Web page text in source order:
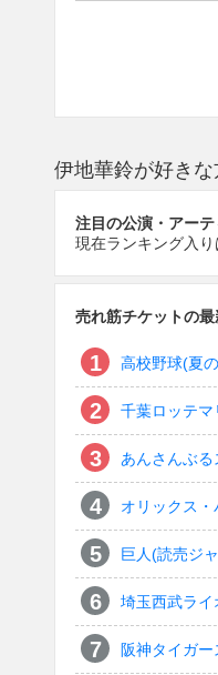
伊地華鈴が好き
注目の公演・アー
現在ランキング入
売れ筋チケットの
高校野球(夏
千葉ロッテマ
あんさんぶ
オリックス・
巨人(読売ジ
埼玉西武ライ
阪神タイガー